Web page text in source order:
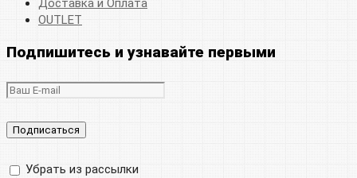
Доставка и Оплата
OUTLET
Подпишитесь и узнавайте первыми
Убрать из рассылки